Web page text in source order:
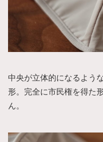
中央が立体的になるよう
形。完全に市民権を得た
ん。